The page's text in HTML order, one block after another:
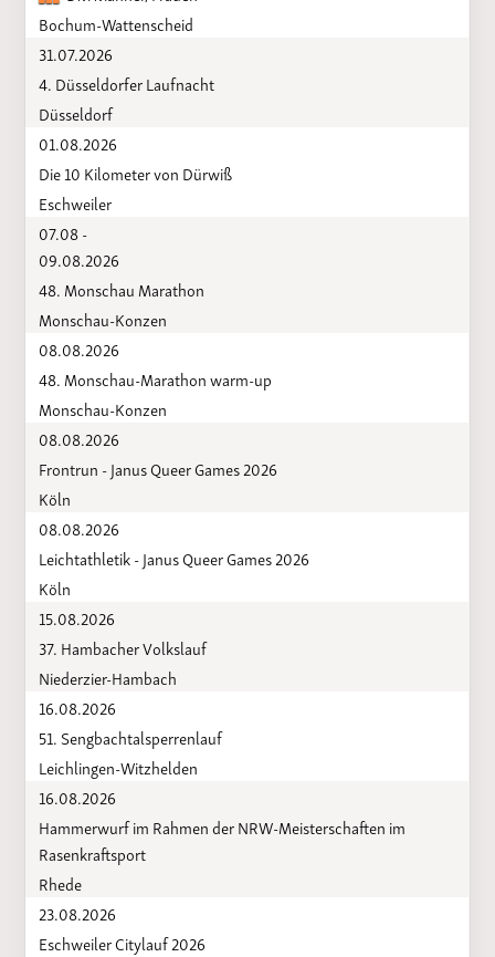
Bochum-Wattenscheid
31.07.2026
4. Düsseldorfer Laufnacht
Düsseldorf
01.08.2026
Die 10 Kilometer von Dürwiß
Eschweiler
07.08 -
09.08.2026
48. Monschau Marathon
Monschau-Konzen
08.08.2026
48. Monschau-Marathon warm-up
Monschau-Konzen
08.08.2026
Frontrun - Janus Queer Games 2026
Köln
08.08.2026
Leichtathletik - Janus Queer Games 2026
Köln
15.08.2026
37. Hambacher Volkslauf
Niederzier-Hambach
16.08.2026
51. Sengbachtalsperrenlauf
Leichlingen-Witzhelden
16.08.2026
Hammerwurf im Rahmen der NRW-Meisterschaften im
Rasenkraftsport
Rhede
23.08.2026
Eschweiler Citylauf 2026